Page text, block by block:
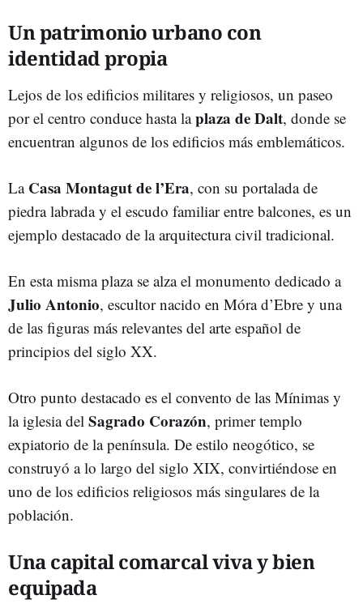
Un patrimonio urbano con
identidad propia
Lejos de los edificios militares y religiosos, un paseo
por el centro conduce hasta laplaza de Dalt, donde se
encuentran algunos de los edificios más emblemáticos.
La Casa Montagut de l’Era, con su portalada de
piedra labrada y el escudo familiar entre balcones, es un
ejemplo destacado de la arquitectura civil tradicional.
En esta misma plaza se alza el monumento dedicado a
Julio Antonio, escultor nacido en Móra d’Ebre y una
de las figuras más relevantes del arte español de
principios del siglo XX.
Otro punto destacado es el convento de las Mínimas y
la iglesia del Sagrado Corazón, primer templo
expiatorio de la península. De estilo neogótico, se
construyó a lo largo del siglo XIX, convirtiéndose en
uno de los edificios religiosos más singulares de la
población.
Una capital comarcal viva y bien
equipada